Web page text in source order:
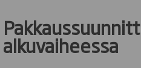
alkuvaiheessa